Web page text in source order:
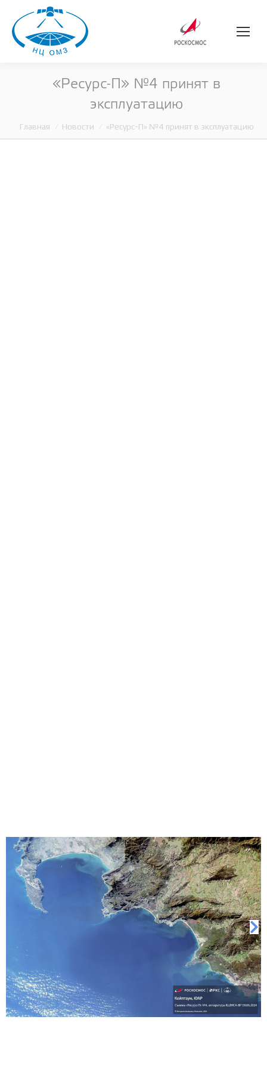
«Ресурс-П» №4 принят в
эксплуатацию
Вы здесь:
Главная Новости «Ресурс-П» №4 принят в эксплуатацию